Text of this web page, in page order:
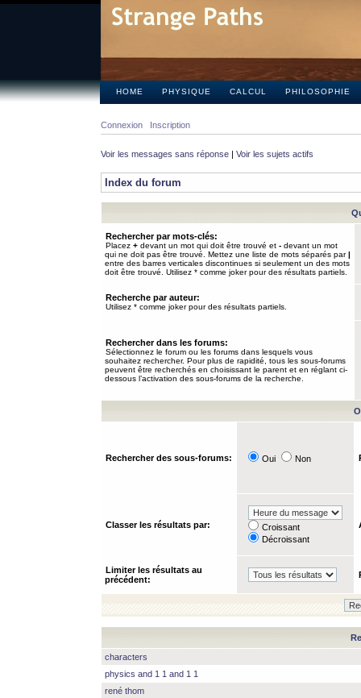
HOME PHYSIQUE CALCUL PHILOSOPHIE
Connexion Inscription
Voir les messages sans réponse | Voir les sujets actifs
Index du forum
Rechercher par mots-clés:
Placez + devant un mot qui doit être trouvé et - devant un mot
qui ne doit pas être trouvé. Mettez une liste de mots séparés par|
entre des barres verticales discontinues si seulement un des mots
doit être trouvé. Utilisez * comme joker pour des résultats partiels.
Recherche par auteur:
Utilisez * comme joker pour des résultats partiels.
Rechercher dans les forums:
Sélectionnez le forum ou les forums dans lesquels vous
souhaitez rechercher. Pour plus de rapidité, tous les sous-forums
peuvent être recherchés en choisissant le parent et en réglant ci-
dessous l’activation des sous-forums de la recherche.
Rechercher des sous-forums: Oui Non
Classer les résultats par:
Croissant
Décroissant
Limiter les résultats au
précédent:
characters
physics and 1 1 and 1 1
rené thom